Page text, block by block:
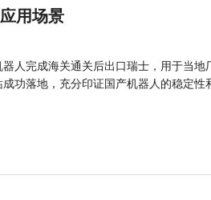
用场景
人完成海关通关后出口瑞士，用于当
功落地，充分印证国产机器人的稳定性